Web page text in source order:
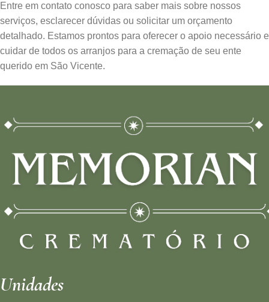
Entre em contato conosco para saber mais sobre nossos
serviços, esclarecer dúvidas ou solicitar um orçamento
detalhado. Estamos prontos para oferecer o apoio necessário e
cuidar de todos os arranjos para a cremação de seu ente
querido em São Vicente.
Unidades